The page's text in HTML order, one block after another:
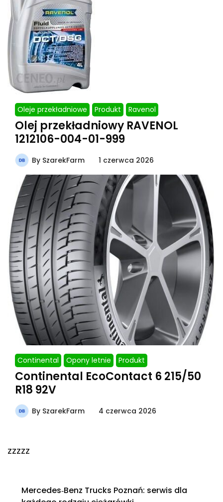
Oleje przekładniowe Produkt Ravenol
Olej przekładniowy RAVENOL
1212106-004-01-999
By SzarekFarm 1 czerwca 2026
Continental Opony letnie Produkt
Continental EcoContact 6 215/50
R18 92V
By SzarekFarm 4 czerwca 2026
zzzzz
Mercedes‑Benz Trucks Poznań: serwis dla